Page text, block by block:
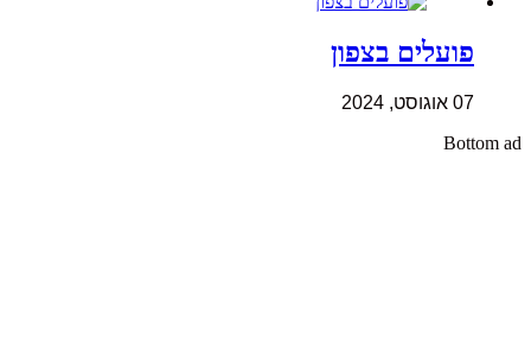
פועלים בצפון
07 אוגוסט, 2024
Bottom ad